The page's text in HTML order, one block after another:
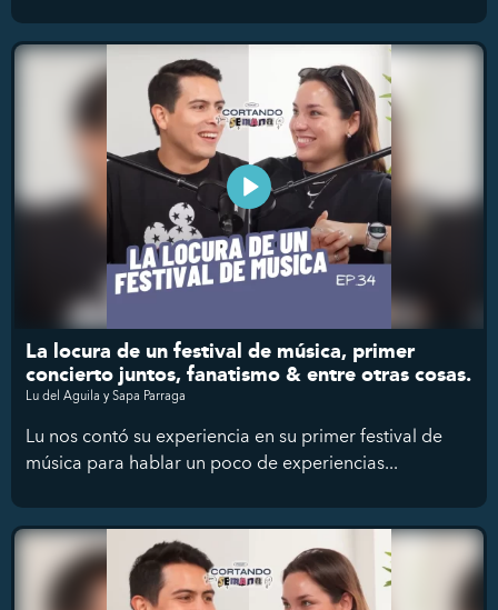
La locura de un festival de música, primer
concierto juntos, fanatismo & entre otras cosas.
Lu del Aguila y Sapa Parraga
Lu nos contó su experiencia en su primer festival de
música para hablar un poco de experiencias...